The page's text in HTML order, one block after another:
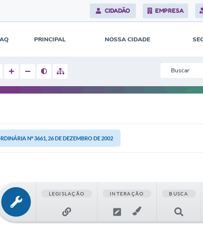
CIDADÃO EMPRESA
PRINCIPAL NOSSA CIDADE
Nº 3661, 26 DE DEZEMBRO DE 2002
LEGISLAÇÃO INTERAÇÃO BUSCA